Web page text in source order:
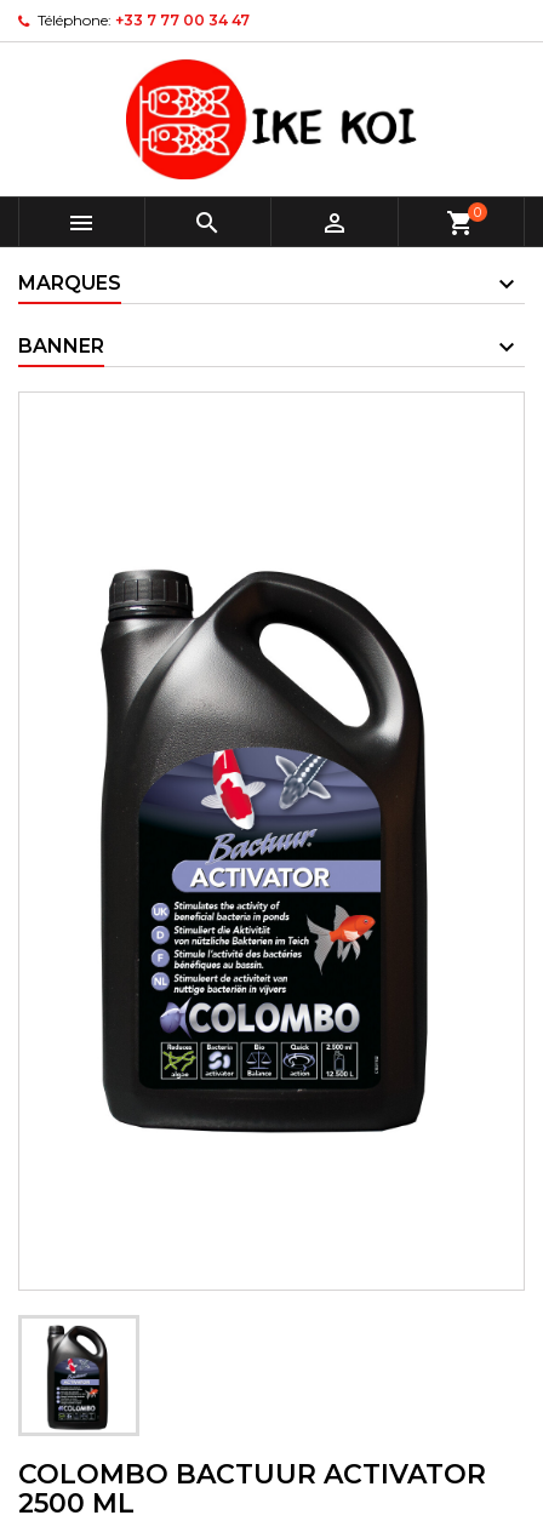
Téléphone: +33 7 77 00 34 47
   shopping_cart0
MARQUES
BANNER
COLOMBO BACTUUR ACTIVATOR
2500 ML